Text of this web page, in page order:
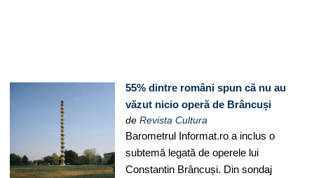
55% dintre români spun că nu au
văzut nicio operă de Brâncuși
deRevista Cultura
Barometrul Informat.ro a inclus o
subtemă legată de operele lui
Constantin Brâncuși. Din sondaj